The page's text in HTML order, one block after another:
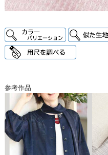
参考作品